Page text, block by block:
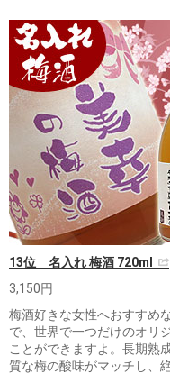
13位 名入れ 梅酒 720ml
3,150円
梅酒好きな女性へおすすめ
で、世界で一つだけのオリ
ことができますよ。長期熟
質な梅の酸味がマッチし、